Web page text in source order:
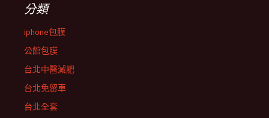
分類
iphone包膜
公館包膜
台北中醫減肥
台北免留車
台北全套